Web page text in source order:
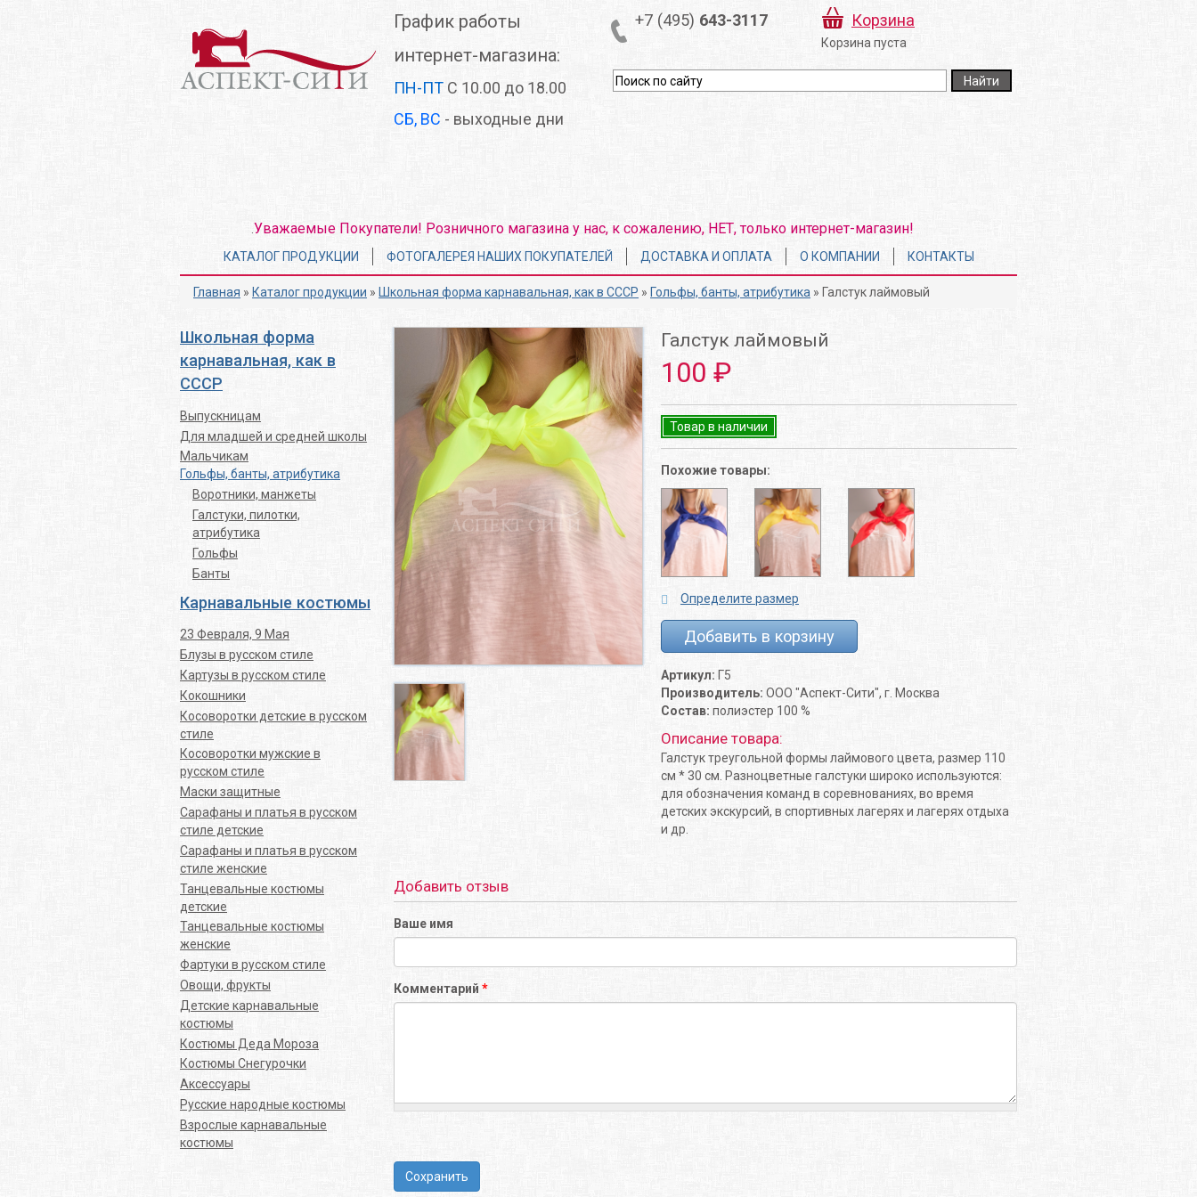
График работы
интернет-магазина:
ПН-ПТ С 10.00 до 18.00
СБ, ВС - выходные дни
+7 (495) 643-3117 Корзина
Корзина пуста
Уважаемые Покупатели! Розничного магазина у нас, к сожалению, НЕТ, только интернет-магазин!
Главное
меню
КАТАЛОГ ПРОДУКЦИИ ФОТОГАЛЕРЕЯ НАШИХ ПОКУПАТЕЛЕЙ ДОСТАВКА И ОПЛАТА О КОМПАНИИ КОНТАКТЫ
Главная » Каталог продукции » Школьная форма карнавальная, как в СССР » Гольфы, банты, атрибутика » Галстук лаймовый
Школьная форма
карнавальная, как в
СССР
Выпускницам
Для младшей и средней школы
Мальчикам
Гольфы, банты, атрибутика
Воротники, манжеты
Галстуки, пилотки,
атрибутика
Гольфы
Банты
Карнавальные костюмы
23 Февраля, 9 Мая
Блузы в русском стиле
Картузы в русском стиле
Кокошники
Косоворотки детские в русском
стиле
Косоворотки мужские в
русском стиле
Маски защитные
Сарафаны и платья в русском
стиле детские
Сарафаны и платья в русском
стиле женские
Танцевальные костюмы
детские
Танцевальные костюмы
женские
Фартуки в русском стиле
Овощи, фрукты
Детские карнавальные
костюмы
Костюмы Деда Мороза
Костюмы Снегурочки
Аксессуары
Русские народные костюмы
Взрослые карнавальные
костюмы
Галстук лаймовый
100 ₽
Товар в наличии
Похожие товары:
Определите размер
Добавить в корзину
Артикул: Г5
Производитель: ООО "Аспект-Сити", г. Москва
Состав: полиэстер 100 %
Описание товара:
Галстук треугольной формы лаймового цвета, размер 110
см * 30 см. Разноцветные галстуки широко используются:
для обозначения команд в соревнованиях, во время
детских экскурсий, в спортивных лагерях и лагерях отдыха
и др.
Добавить отзыв
Ваше имя
Комментарий *
Сохранить